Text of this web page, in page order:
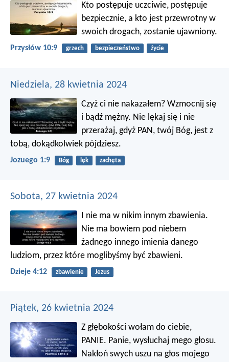
Kto postępuje uczciwie, postępuje
bezpiecznie, a kto jest przewrotny w
swoich drogach, zostanie ujawniony.
Przysłów 10:9 grzech bezpieczeństwo życie
Niedziela, 28 kwietnia 2024
Czyż ci nie nakazałem? Wzmocnij się
i bądź mężny. Nie lękaj się i nie
przerażaj, gdyż PAN, twój Bóg, jest z
tobą, dokądkolwiek pójdziesz.
Jozuego 1:9 Bóg lęk zachęta
Sobota, 27 kwietnia 2024
I nie ma w nikim innym zbawienia.
Nie ma bowiem pod niebem
żadnego innego imienia danego
ludziom, przez które moglibyśmy być zbawieni.
Dzieje 4:12 zbawienie Jezus
Piątek, 26 kwietnia 2024
Z głębokości wołam do ciebie,
PANIE. Panie, wysłuchaj mego głosu.
Nakłoń swych uszu na głos mojego